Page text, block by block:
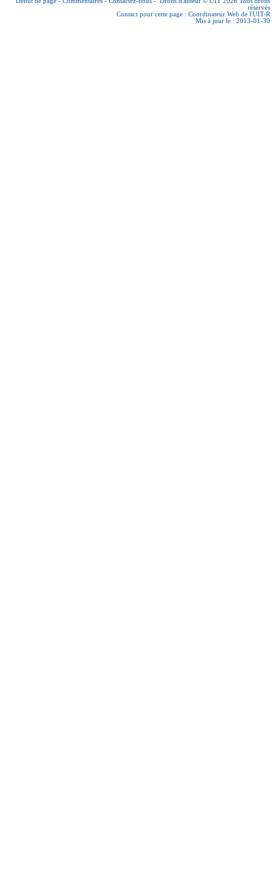
réservés
Contact pour cette page : Coordinateur Web de l'UIT-R
Mis à jour le : 2013-01-30